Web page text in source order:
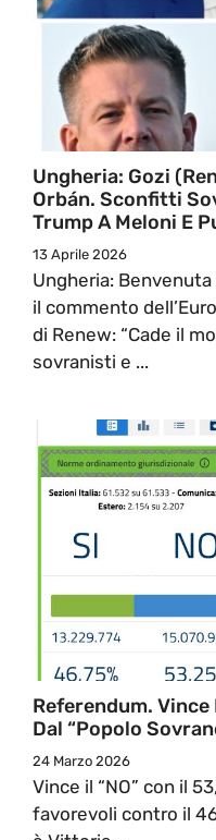
Ungheria: Gozi
Orbán. Sconfitti
Trump A Meloni E
13 Aprile 2026
Ungheria:
il commento
di Renew: “Cade il
sovranisti e ...
Referendum. Vince
Dal “Popolo
24 Marzo 2026
Vince il “NO” con il
favorevoli contro il